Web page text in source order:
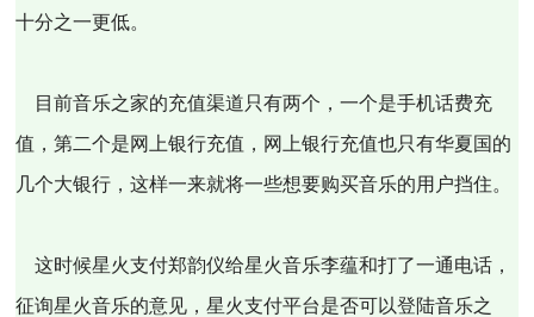
十分之一更低。
目前音乐之家的充值渠道只有两个，一个是手机话费充
值，第二个是网上银行充值，网上银行充值也只有华夏国的
几个大银行，这样一来就将一些想要购买音乐的用户挡住。
这时候星火支付郑韵仪给星火音乐李蕴和打了一通电话，
征询星火音乐的意见，星火支付平台是否可以登陆音乐之